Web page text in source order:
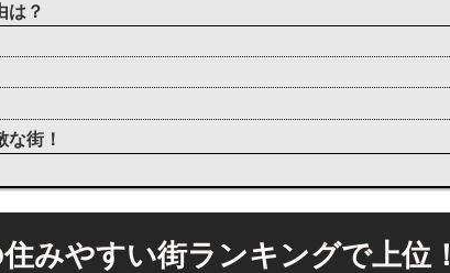
は？
街！
みやすい街ランキングで上位！